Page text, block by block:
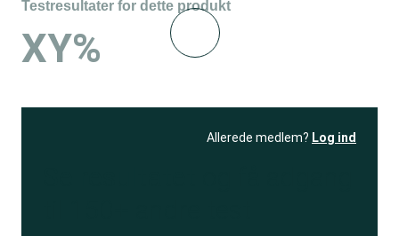
Testresultater for dette produkt
XY%
Allerede medlem? Log ind